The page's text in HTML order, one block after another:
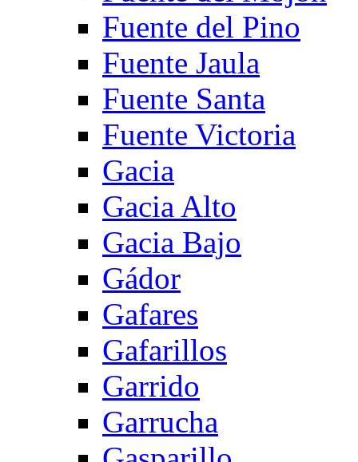
Fuente del Pino
Fuente Jaula
Fuente Santa
Fuente Victoria
Gacia
Gacia Alto
Gacia Bajo
Gádor
Gafares
Gafarillos
Garrido
Garrucha